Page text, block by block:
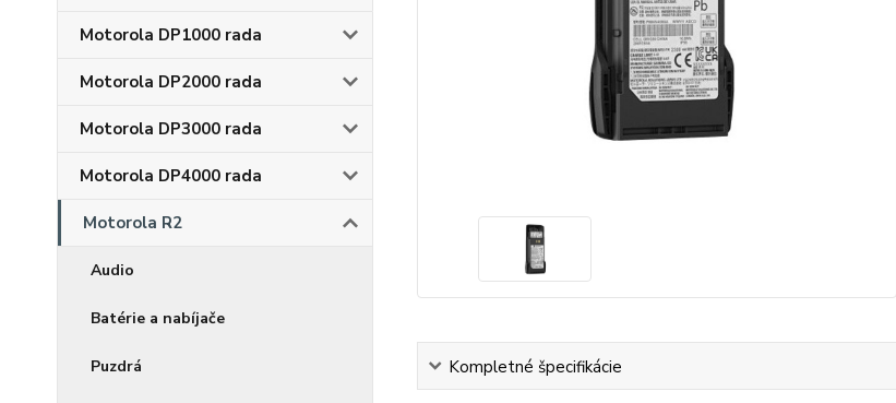
Motorola DP1000 rada
Motorola DP2000 rada
Motorola DP3000 rada
Motorola DP4000 rada
Motorola R2
Audio
Batérie a nabíjače
Puzdrá Kompletné špecifikácie